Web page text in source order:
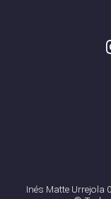
Inés Matte Urrejola